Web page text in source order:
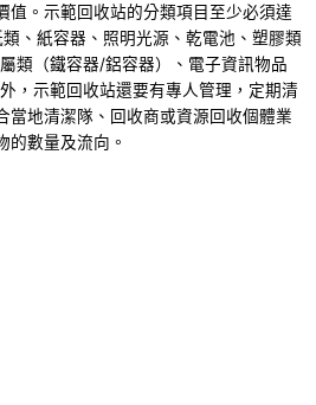
值。示範回收站的分類項目至少必須達
、紙容器、照明光源、乾電池、塑膠類
類（鐵容器/鋁容器）、電子資訊物品
，示範回收站還要有專人管理，定期清
當地清潔隊、回收商或資源回收個體業
的數量及流向。